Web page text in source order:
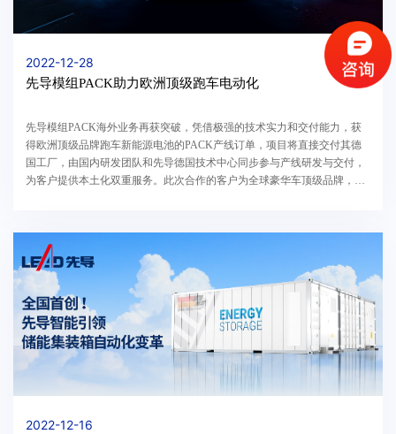
2022-12-28
先导模组PACK助力欧洲顶级跑车电动化
先导模组PACK海外业务再获突破，凭借极强的技术实力和交付能力，获
得欧洲顶级品牌跑车新能源电池的PACK产线订单，项目将直接交付其德
国工厂，由国内研发团队和先导德国技术中心同步参与产线研发与交付，
为客户提供本土化双重服务。此次合作的客户为全球豪华车顶级品牌，客
2022-12-16